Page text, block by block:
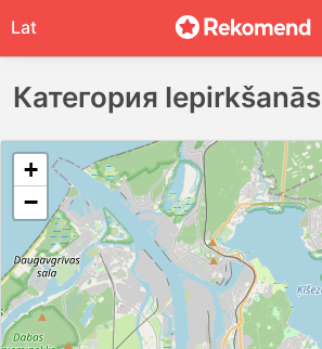
Lat
Категория Iepirkšanās
+
−